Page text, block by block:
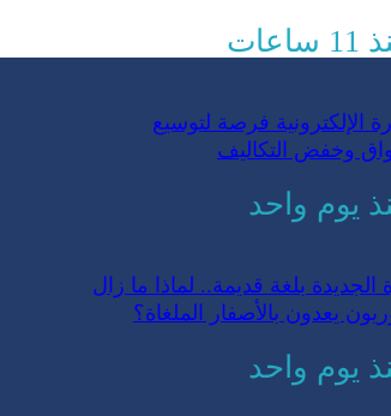
الإلكترونية فرصة لتوسيع
وخفض التكاليف
يوم واحد
الجديدة بلغة قديمة..‏ لماذا ما زال
يعدون بالأصفار الملغاة؟
يوم واحد